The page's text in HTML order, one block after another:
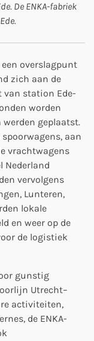
De ENKA-fabriek
overslagpunt
zich aan de
van station Ede-
worden
werden geplaatst.
aan
vrachtwagens
Nederland
vervolgens
Lunteren,
lokale
en weer op de
de logistiek
gunstig
Utrecht–
activiteiten,
de ENKA-